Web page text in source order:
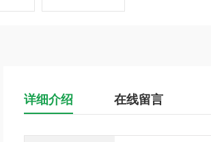
详细介绍 在线留言